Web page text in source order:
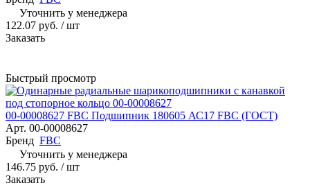
Уточнить у менеджера
122.07 руб. / шт
Заказать
Быстрый просмотр
00-00008627 FBC Подшипник 180605 АС17 FBC (ГОСТ)
Арт. 00-00008627
Бренд FBC
Уточнить у менеджера
146.75 руб. / шт
Заказать